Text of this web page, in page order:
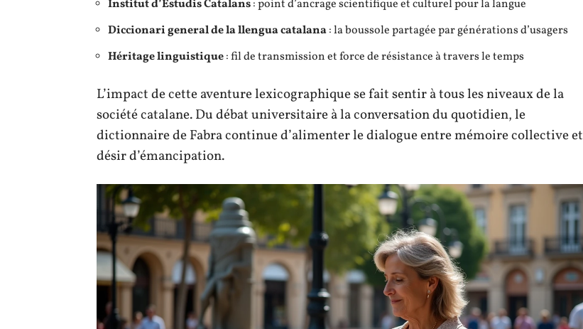
Institut d’Estudis Catalans: point d’ancrage scientifique et culturel pour la langue
Diccionari general de la llengua catalana: la boussole partagée par générations d’usagers
Héritage linguistique: fil de transmission et force de résistance à travers le temps
L’impact de cette aventure lexicographique se fait sentir à tous les niveaux de la
société catalane. Du débat universitaire à la conversation du quotidien, le
dictionnaire de Fabra continue d’alimenter le dialogue entre mémoire collective et
désir d’émancipation.